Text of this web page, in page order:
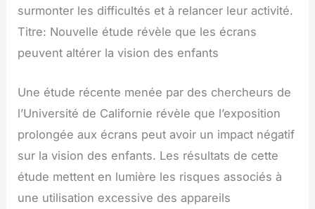
surmonter les difficultés et à relancer leur activité.
Titre: Nouvelle étude révèle que les écrans
peuvent altérer la vision des enfants
Une étude récente menée par des chercheurs de
l’Université de Californie révèle que l’exposition
prolongée aux écrans peut avoir un impact négatif
sur la vision des enfants. Les résultats de cette
étude mettent en lumière les risques associés à
une utilisation excessive des appareils